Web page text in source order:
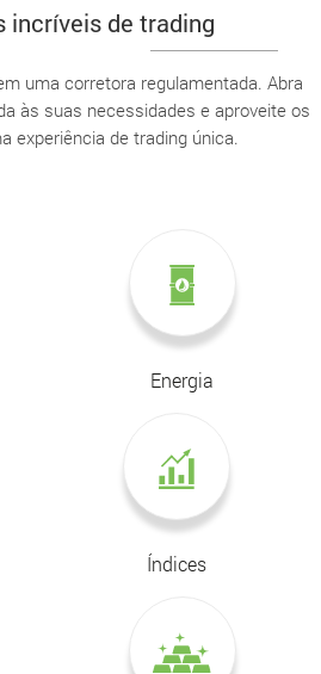
incríveis de trading
uma corretora regulamentada. Abra
às suas necessidades e aproveite os
experiência de trading única.
Energia
Índices